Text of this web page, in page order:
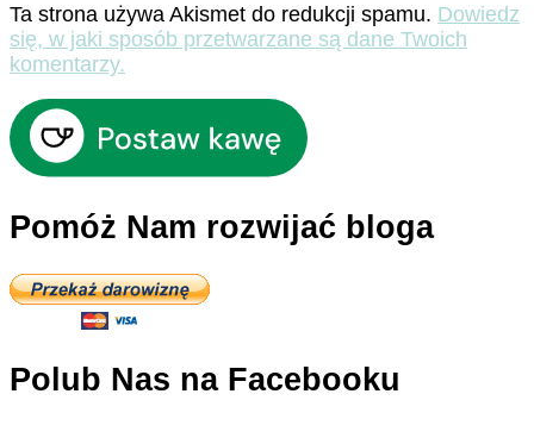
Ta strona używa Akismet do redukcji spamu. Dowiedz
się, w jaki sposób przetwarzane są dane Twoich
komentarzy.
Pomóż Nam rozwijać bloga
Polub Nas na Facebooku